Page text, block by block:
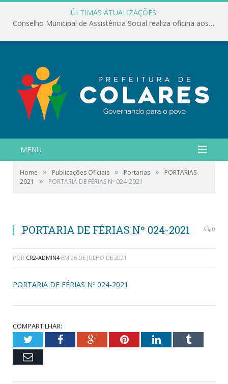
ÚLTIMAS ATUALIZAÇÕES:
Conselho Municipal de Assistência Social realiza oficina aos servidores
MENU
Home » Publicações Oficiais » Portarias »
PORTARIAS
2021
» PORTARIA DE FÉRIAS Nº 024-2021
PORTARIA DE FÉRIAS Nº 024-2021 0
POR CR2-ADMIN4 EM 26 DE JULHO DE 2021
PORTARIA DE FÉRIAS Nº 024-2021
COMPARTILHAR:
TwitterFacebookGoogle+PinterestLinkedInTumblr
Email